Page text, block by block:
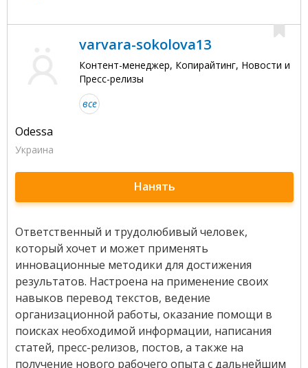
varvara-sokolova13
Контент-менеджер, Копирайтинг, Новости и
Пресс-релизы
все
Odessa
Украина
Нанять
Ответственный и трудолюбивый человек,
который хочет и может применять
инновационные методики для достижения
результатов. Настроена на применение своих
навыков перевод текстов, ведение
организационной работы, оказание помощи в
поисках необходимой информации, написания
статей, пресс-релизов, постов, а также на
получение нового рабочего опыта с дальнейшим